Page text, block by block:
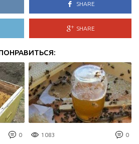
SHARE
SHARE
0 1083 0